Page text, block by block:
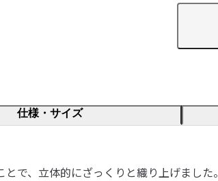
仕様・サイズ
で、立体的にざっくりと織り上げました。